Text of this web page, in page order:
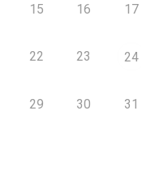
15 16 17
22 23 24
29 30 31